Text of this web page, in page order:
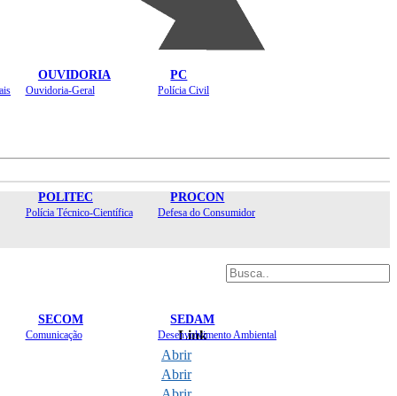
OUVIDORIA
Ouvidoria-Geral
PC
Polícia Civil
POLITEC
Polícia Técnico-Científica
PROCON
Defesa do Consumidor
SECOM
Comunicação
SEDAM
Desenvolvimento Ambiental
Link
Abrir
Abrir